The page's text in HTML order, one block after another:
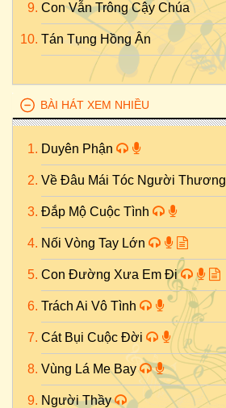
Con Vẫn Trông Cậy Chúa
Tán Tụng Hồng Ân
BÀI HÁT XEM NHIỀU
Duyên Phận
Về Đâu Mái Tóc Người Thương
Đắp Mộ Cuộc Tình
Nối Vòng Tay Lớn
Con Đường Xưa Em Đi
Trách Ai Vô Tình
Cát Bụi Cuộc Đời
Vùng Lá Me Bay
Người Thầy